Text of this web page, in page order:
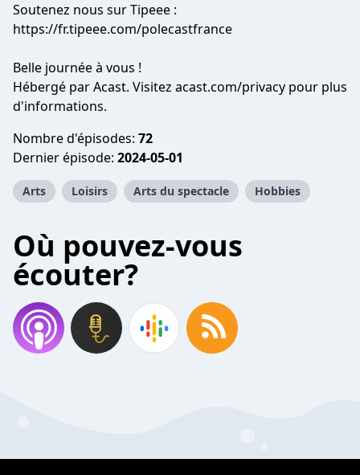
Soutenez nous sur Tipeee :
https://fr.tipeee.com/polecastfrance
Belle journée à vous !
Hébergé par Acast. Visitez acast.com/privacy pour plus
d'informations.
Nombre d'épisodes: 72
Dernier épisode: 2024-05-01
Arts Loisirs Arts du spectacle Hobbies
Où pouvez-vous
écouter?